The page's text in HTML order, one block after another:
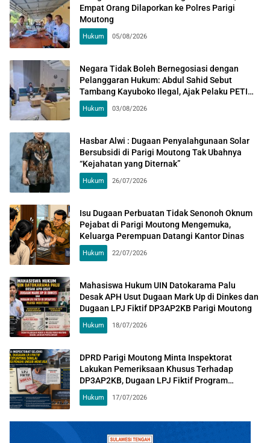
Empat Orang Dilaporkan ke Polres Parigi
Moutong
Hukum 05/08/2026
Negara Tidak Boleh Bernegosiasi dengan
Pelanggaran Hukum: Abdul Sahid Sebut
Tambang Kayuboko Ilegal, Ajak Pelaku PETI
Normalisasi Sungai
Hukum 03/08/2026
Hasbar Alwi : Dugaan Penyalahgunaan Solar
Bersubsidi di Parigi Moutong Tak Ubahnya
“Kejahatan yang Diternak”
Hukum 26/07/2026
Isu Dugaan Perbuatan Tidak Senonoh Oknum
Pejabat di Parigi Moutong Mengemuka,
Keluarga Perempuan Datangi Kantor Dinas
Hukum 22/07/2026
Mahasiswa Hukum UIN Datokarama Palu
Desak APH Usut Dugaan Mark Up di Dinkes dan
Dugaan LPJ Fiktif DP3AP2KB Parigi Moutong
Hukum 18/07/2026
DPRD Parigi Moutong Minta Inspektorat
Lakukan Pemeriksaan Khusus Terhadap
DP3AP2KB, Dugaan LPJ Fiktif Program
Stunting Dinilai Berpotensi Penuhi Unsur Mens
Rea
Hukum 17/07/2026